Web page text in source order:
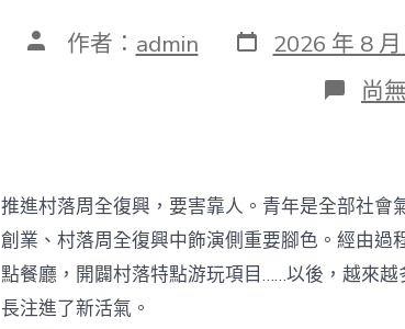
文 作者： admin 發
表
2026 年 8
在
〈為
產
復
興
注
進
尚
推進村落周全復興，要害靠人。青年是全部社會
創業、村落周全復興中飾演側重要腳色。經由
點餐廳，開闢村落特點游玩項目……以後，越來
長注進了新活氣。